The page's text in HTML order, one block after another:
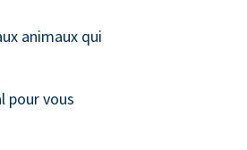
animaux qui
pour vous